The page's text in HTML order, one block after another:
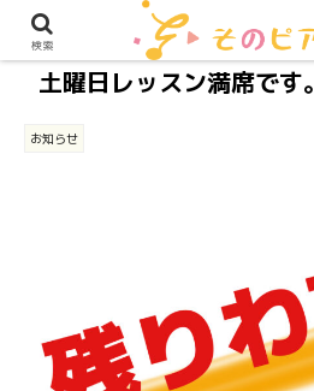
土曜日レッスン満席です。
お知らせ
検索